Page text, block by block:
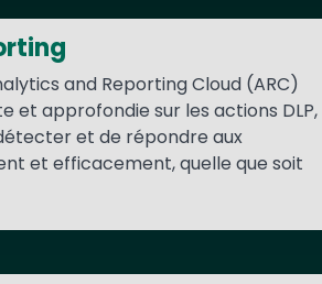
and Reporting Cloud (ARC)
et approfondie sur les actions DLP,
et de répondre aux
et efficacement, quelle que soit